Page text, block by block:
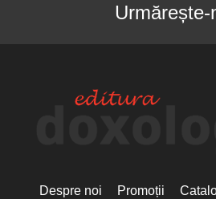
Urmărește-
Despre noi Promoții